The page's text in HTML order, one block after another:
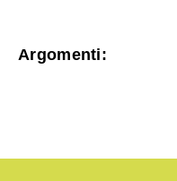
Argomenti: